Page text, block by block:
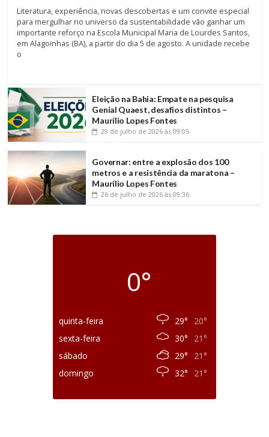
Literatura, experiência, novas descobertas e um convite especial
para mergulhar no universo da sustentabilidade vão ganhar um
importante reforço na Escola Municipal Maria de Lourdes Santos,
em Alagoinhas (BA), a partir do dia 5 de agosto. A unidade recebe
o
Eleição na Bahia: Empate na pesquisa
Genial Quaest, desafios distintos –
Maurílio Lopes Fontes
29 de julho de 2026 às 09:05
Governar: entre a explosão dos 100
metros e a resistência da maratona –
Maurílio Lopes Fontes
26 de julho de 2026 às 09:36
0°
quinta-feira 29°
20°
sexta-feira
30°
21°
sábado
29°
21°
domingo
32° 21°